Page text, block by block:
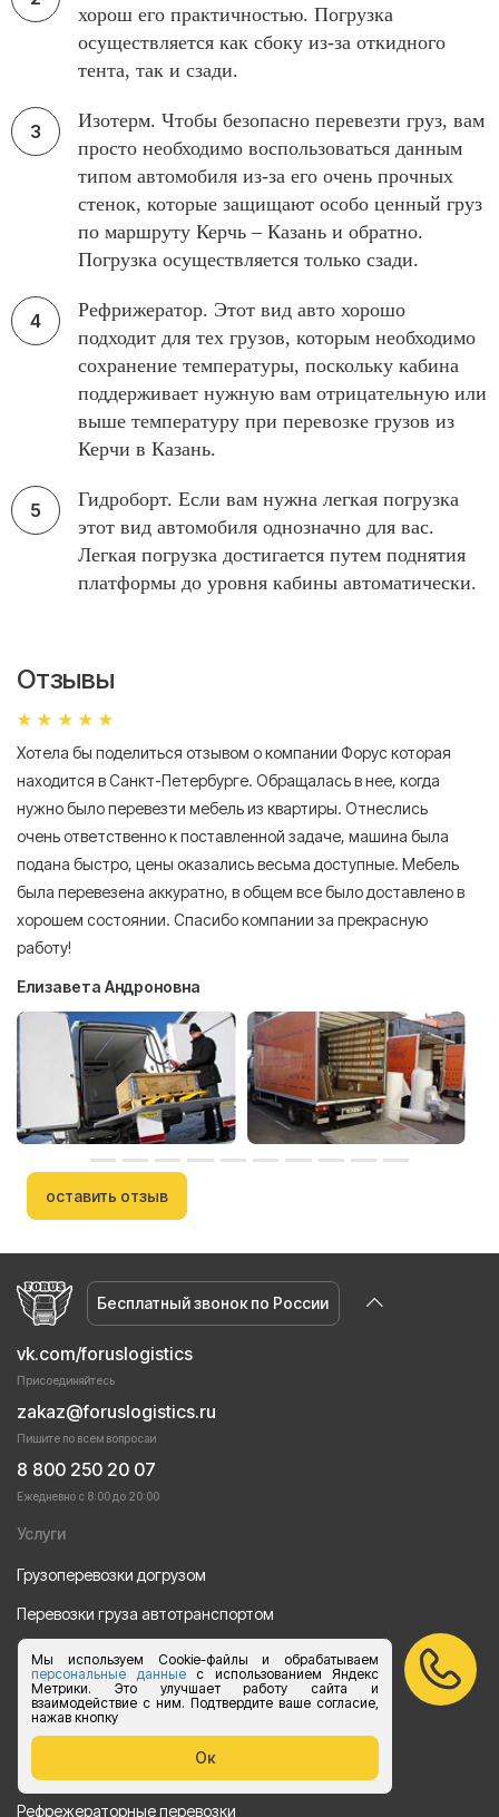
Мы используем Cookie-файлы и обрабатываем
персональные данныес использованием Яндекс
Метрики. Это улучшает работу сайта и
взаимодействие с ним. Подтвердите ваше согласие,
нажав кнопку
Ок
хорош его практичностью. Погрузка
осуществляется как сбоку из-за откидного
тента, так и сзади.
Изотерм. Чтобы безопасно перевезти груз, вам
просто необходимо воспользоваться данным
типом автомобиля из-за его очень прочных
стенок, которые защищают особо ценный груз
по маршруту Керчь – Казань и обратно.
Погрузка осуществляется только сзади.
Рефрижератор. Этот вид авто хорошо
подходит для тех грузов, которым необходимо
сохранение температуры, поскольку кабина
поддерживает нужную вам отрицательную или
выше температуру при перевозке грузов из
Керчи в Казань.
Гидроборт. Если вам нужна легкая погрузка
этот вид автомобиля однозначно для вас.
Легкая погрузка достигается путем поднятия
платформы до уровня кабины автоматически.
Отзывы
Хотела бы поделиться отзывом о компании Форус которая
находится в Санкт-Петербурге. Обращалась в нее, когда
нужно было перевезти мебель из квартиры. Отнеслись
очень ответственно к поставленной задаче, машина была
подана быстро, цены оказались весьма доступные. Мебель
была перевезена аккуратно, в общем все было доставлено в
хорошем состоянии. Спасибо компании за прекрасную
работу!
Елизавета Андроновна
оставить отзыв
Бесплатный звонок по России
vk.com/foruslogistics
Присоединяйтесь
zakaz@foruslogistics.ru
Пишите по всем вопросаи
8 800 250 20 07
Ежедневно с 8:00 до 20:00
Услуги
Грузоперевозки догрузом
Перевозки груза автотранспортом
Перевозки строительных материалов
Перевозка оборудования
Перевозка продуктов питания
Переезд
Рефрежераторные перевозки